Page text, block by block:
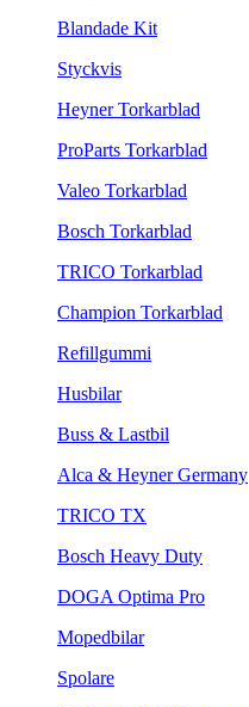
Blandade Kit
Styckvis
Heyner Torkarblad
ProParts Torkarblad
Valeo Torkarblad
Bosch Torkarblad
TRICO Torkarblad
Champion Torkarblad
Refillgummi
Husbilar
Buss & Lastbil
Alca & Heyner Germany
TRICO TX
Bosch Heavy Duty
DOGA Optima Pro
Mopedbilar
Spolare